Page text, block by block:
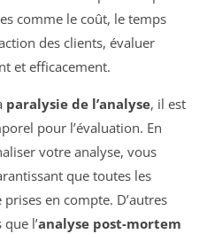
comme le coût, le temps
des clients, évaluer
et efficacement.
paralysie de l’analyse, il est
pour l’évaluation. En
votre analyse, vous
que toutes les
en compte. D’autres
que l’analyse post-mortem